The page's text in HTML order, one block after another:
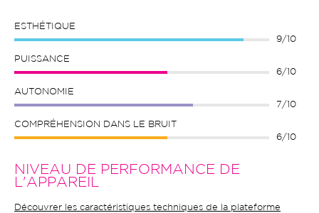
ESTHÉTIQUE
9/10
PUISSANCE
6/10
AUTONOMIE
7/10
COMPRÉHENSION DANS LE BRUIT
6/10
NIVEAU DE PERFORMANCE DE
L'APPAREIL
Découvrer les caractéristiques techniques de la plateforme